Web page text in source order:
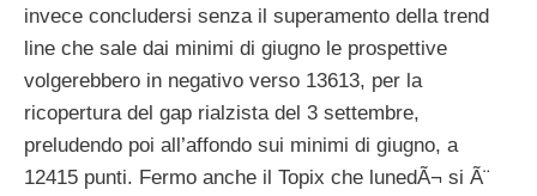
invece concludersi senza il superamento della trend
line che sale dai minimi di giugno le prospettive
volgerebbero in negativo verso 13613, per la
ricopertura del gap rialzista del 3 settembre,
preludendo poi all’affondo sui minimi di giugno, a
12415 punti. Fermo anche il Topix che lunedÃ¬ si Ã¨